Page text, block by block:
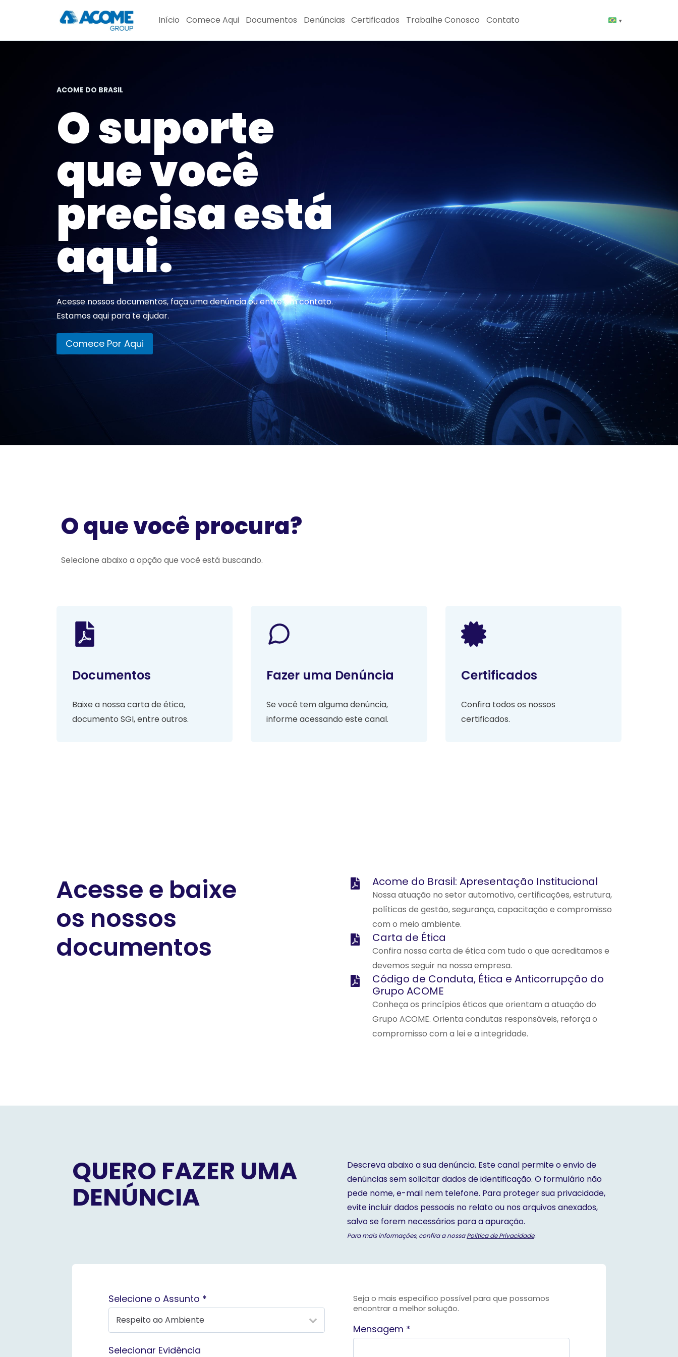
Início Comece Aqui Documentos Denúncias Certificados Trabalhe Conosco Contato ▾
ACOME DO BRASIL
O suporte
que você
precisa está
aqui.
Acesse nossos documentos, faça uma denúncia ou entre em contato.
Estamos aqui para te ajudar.
Comece Por Aqui
O que você procura?
Selecione abaixo a opção que você está buscando.
Documentos
Baixe a nossa carta de ética,
documento SGI, entre outros.
Fazer uma Denúncia
Se você tem alguma denúncia,
informe acessando este canal.
Certificados
Confira todos os nossos
certificados.
Acesse e baixe
os nossos
documentos
Acome do Brasil: Apresentação Institucional
Nossa atuação no setor automotivo, certificações, estrutura,
políticas de gestão, segurança, capacitação e compromisso
com o meio ambiente.
Carta de Ética
Confira nossa carta de ética com tudo o que acreditamos e
devemos seguir na nossa empresa.
Código de Conduta, Ética e Anticorrupção do
Grupo ACOME
Conheça os princípios éticos que orientam a atuação do
Grupo ACOME. Orienta condutas responsáveis, reforça o
compromisso com a lei e a integridade.
QUERO FAZER UMA
DENÚNCIA
Descreva abaixo a sua denúncia. Este canal permite o envio de
denúncias sem solicitar dados de identificação. O formulário não
pede nome, e-mail nem telefone. Para proteger sua privacidade,
evite incluir dados pessoais no relato ou nos arquivos anexados,
salvo se forem necessários para a apuração.
Para mais informações, confira a nossaPolítica de Privacidade.
Selecione o Assunto *
Selecionar Evidência
Seja o mais específico possível para que possamos
encontrar a melhor solução.
Mensagem *